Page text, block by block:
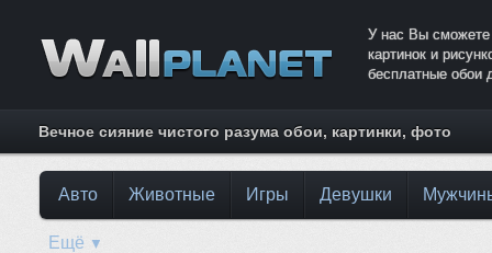
У нас Вы сможете
картинок и
бесплатные обои
Вечное сияние чистого разума обои, картинки, фото
Авто Животные Игры Девушки
Ещё ▼